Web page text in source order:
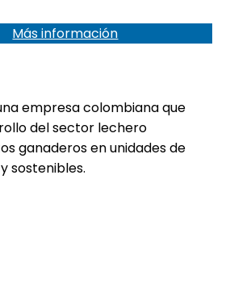
Más información
una empresa colombiana que
del sector lechero
ganaderos en unidades de
sostenibles.